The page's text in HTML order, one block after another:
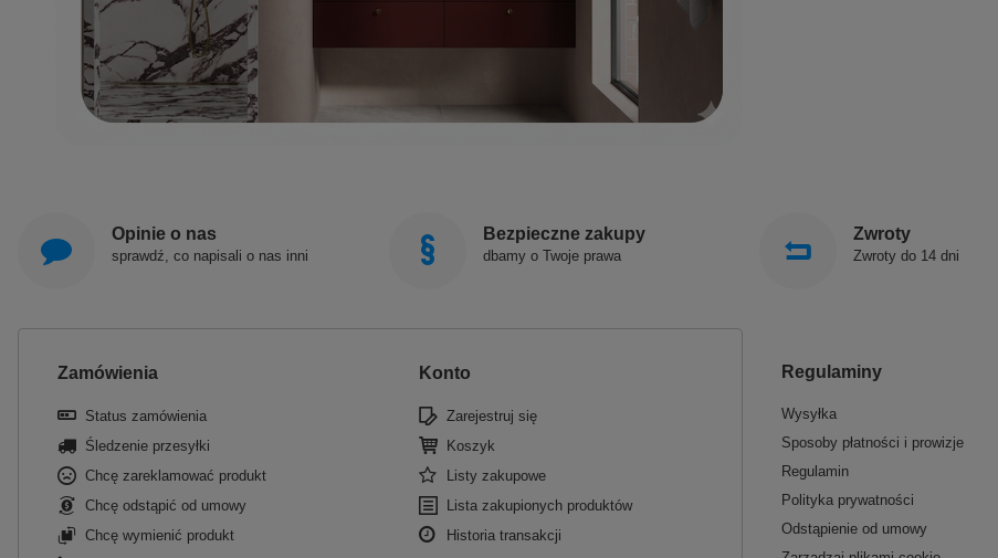
Opinie o nas
sprawdź, co napisali o nas inni
Bezpieczne zakupy
dbamy o Twoje prawa
Zwroty
Zwroty do 14 dni
Zamówienia
Status zamówienia
Śledzenie przesyłki
Chcę zareklamować produkt
Chcę odstąpić od umowy
Chcę wymienić produkt
Konto
Zarejestruj się
Koszyk
Listy zakupowe
Lista zakupionych produktów
Historia transakcji
Regulaminy
Wysyłka
Sposoby płatności i prowizje
Regulamin
Polityka prywatności
Odstąpienie od umowy